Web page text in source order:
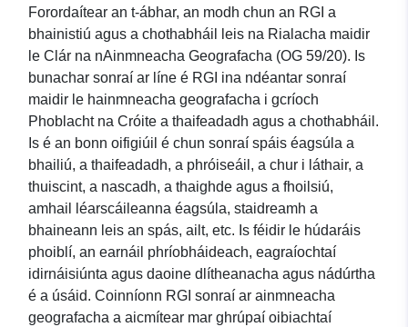
Forordaítear an t-ábhar, an modh chun an RGI a
bhainistiú agus a chothabháil leis na Rialacha maidir
le Clár na nAinmneacha Geografacha (OG 59/20). Is
bunachar sonraí ar líne é RGI ina ndéantar sonraí
maidir le hainmneacha geografacha i gcríoch
Phoblacht na Cróite a thaifeadadh agus a chothabháil.
Is é an bonn oifigiúil é chun sonraí spáis éagsúla a
bhailiú, a thaifeadadh, a phróiseáil, a chur i láthair, a
thuiscint, a nascadh, a thaighde agus a fhoilsiú,
amhail léarscáileanna éagsúla, staidreamh a
bhaineann leis an spás, ailt, etc. Is féidir le húdaráis
phoiblí, an earnáil phríobháideach, eagraíochtaí
idirnáisiúnta agus daoine dlítheanacha agus nádúrtha
é a úsáid. Coinníonn RGI sonraí ar ainmneacha
geografacha a aicmítear mar ghrúpaí oibiachtaí